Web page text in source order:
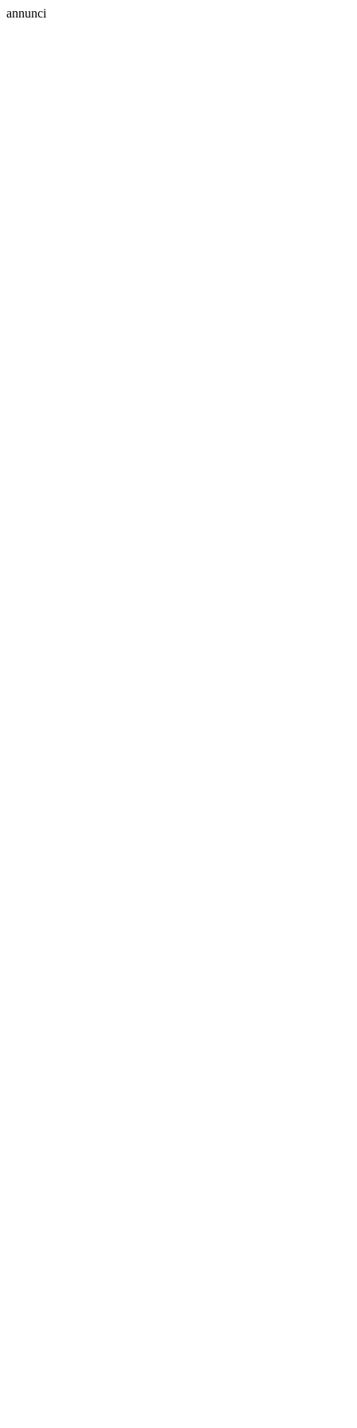
annunci